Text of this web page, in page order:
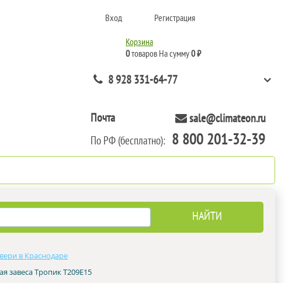
Вход Регистрация
Корзина
0товаров На сумму0 ₽
8 928 331-64-77
Почта sale@climateon.ru
По РФ (бесплатно): 8 800 201-32-39
в Краснодаре
завеса Тропик Т209Е15